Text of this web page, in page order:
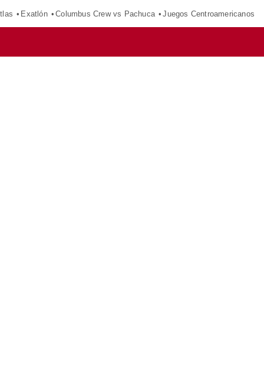
Exatlón Columbus Crew vs Pachuca Juegos Centroamericanos